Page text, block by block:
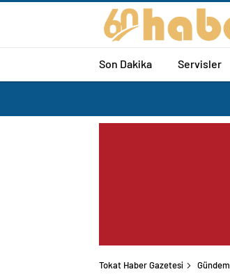
Son Dakika Servisler
Tokat Haber Gazetesi Gündem